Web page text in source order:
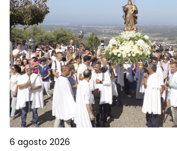
6 agosto 2026